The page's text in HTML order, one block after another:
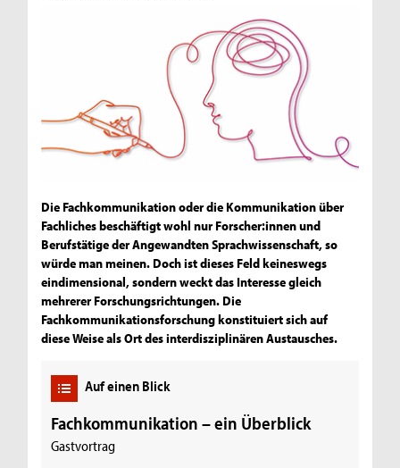
Die Fachkommunikation oder die Kommunikation über
Fachliches beschäftigt wohl nur Forscher:innen und
Berufstätige der Angewandten Sprachwissenschaft, so
würde man meinen. Doch ist dieses Feld keineswegs
eindimensional, sondern weckt das Interesse gleich
mehrerer Forschungsrichtungen. Die
Fachkommunikationsforschung konstituiert sich auf
diese Weise als Ort des interdisziplinären Austausches.
Auf einen Blick
Fachkommunikation – ein Überblick
Gastvortrag